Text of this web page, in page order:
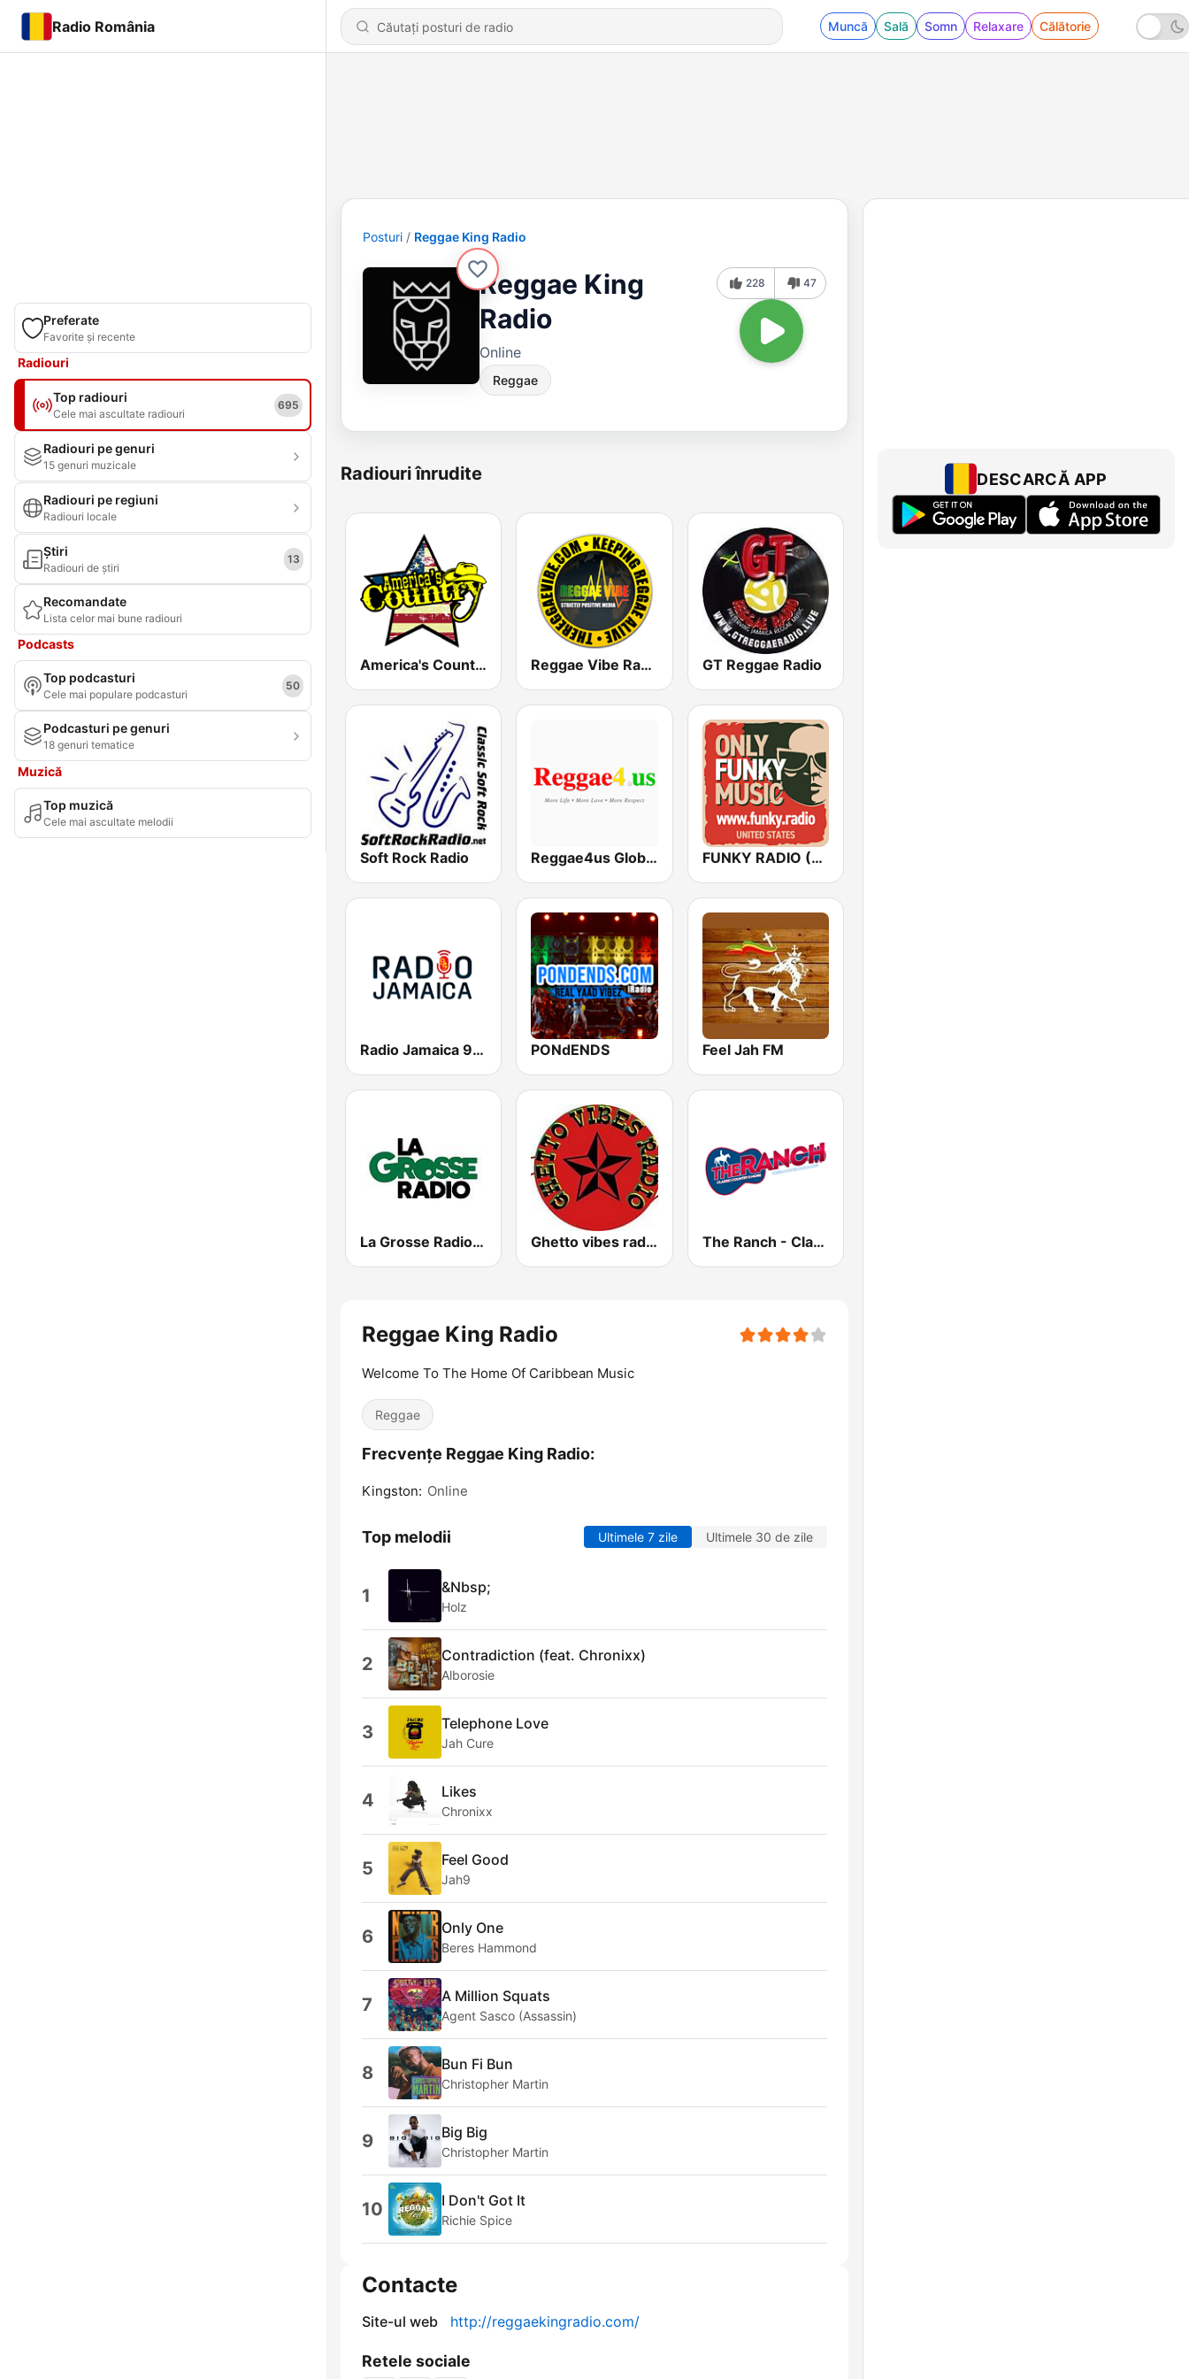
Radio România Muncă Sală Somn Relaxare Călătorie
Preferate
Favorite și recente
Radiouri
Top radiouri
Cele mai ascultate radiouri
695
Radiouri pe genuri
15 genuri muzicale
Radiouri pe regiuni
Radiouri locale
Știri
Radiouri de știri
13
Recomandate
Lista celor mai bune radiouri
Podcasts
Top podcasturi
Cele mai populare podcasturi
50
Podcasturi pe genuri
18 genuri tematice
Muzică
Top muzică
Cele mai ascultate melodii
Posturi Reggae King Radio
Reggae King
Radio
Online
Reggae
228 47
Radiouri înrudite
America's Country Reggae Vibe Radio GT Reggae Radio
Soft Rock Radio Reggae4us Global Radio FUNKY RADIO (USA)
Radio Jamaica 94 FM PONdENDS Feel Jah FM
La Grosse Radio Reggae Ghetto vibes radio station The Ranch - Classic Country
Reggae King Radio
Welcome To The Home Of Caribbean Music
Reggae
Frecvențe Reggae King Radio:
Kingston: Online
Top melodii Ultimele 7 zile Ultimele 30 de zile
1 &Nbsp;
Holz
2 Contradiction (feat. Chronixx)
Alborosie
3 Telephone Love
Jah Cure
4 Likes
Chronixx
5 Feel Good
Jah9
6 Only One
Beres Hammond
7 A Million Squats
Agent Sasco (Assassin)
8 Bun Fi Bun
Christopher Martin
9 Big Big
Christopher Martin
10 I Don't Got It
Richie Spice
Contacte
Site-ul web http://reggaekingradio.com/
Retele sociale
DESCARCĂ APP